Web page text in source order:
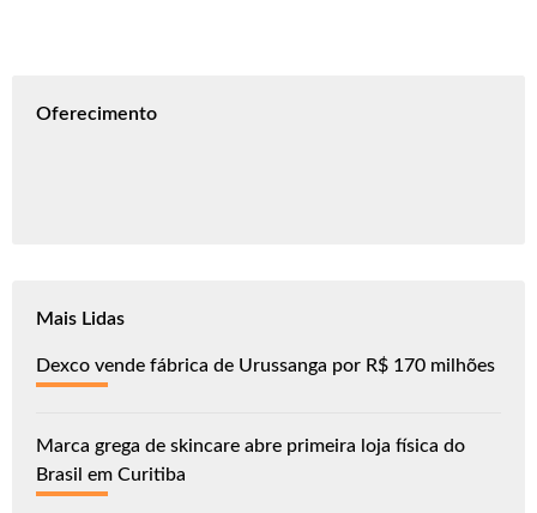
Oferecimento
Mais Lidas
Dexco vende fábrica de Urussanga por R$ 170 milhões
Marca grega de skincare abre primeira loja física do
Brasil em Curitiba